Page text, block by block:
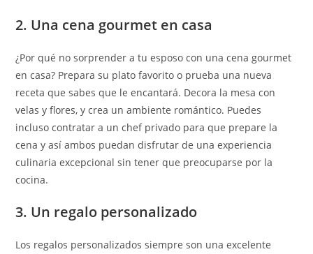
2. Una cena gourmet en casa
¿Por qué no sorprender a tu esposo con una cena gourmet
en casa? Prepara su plato favorito o prueba una nueva
receta que sabes que le encantará. Decora la mesa con
velas y flores, y crea un ambiente romántico. Puedes
incluso contratar a un chef privado para que prepare la
cena y así ambos puedan disfrutar de una experiencia
culinaria excepcional sin tener que preocuparse por la
cocina.
3. Un regalo personalizado
Los regalos personalizados siempre son una excelente